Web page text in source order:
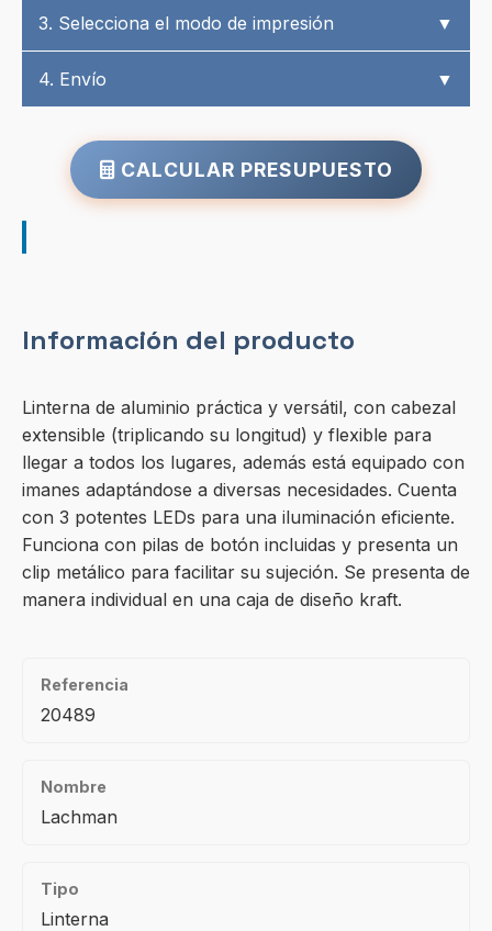
3. Selecciona el modo de impresión ▼
4. Envío ▼
CALCULAR PRESUPUESTO
Información del producto
Linterna de aluminio práctica y versátil, con cabezal
extensible (triplicando su longitud) y flexible para
llegar a todos los lugares, además está equipado con
imanes adaptándose a diversas necesidades. Cuenta
con 3 potentes LEDs para una iluminación eficiente.
Funciona con pilas de botón incluidas y presenta un
clip metálico para facilitar su sujeción. Se presenta de
manera individual en una caja de diseño kraft.
Referencia
20489
Nombre
Lachman
Tipo
Linterna